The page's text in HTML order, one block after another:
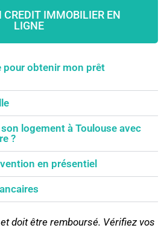
IMMOBILIER EN
LIGNE
obtenir mon prêt
logement à Toulouse avec
?
en présentiel
doit être remboursé. Vérifiez vos